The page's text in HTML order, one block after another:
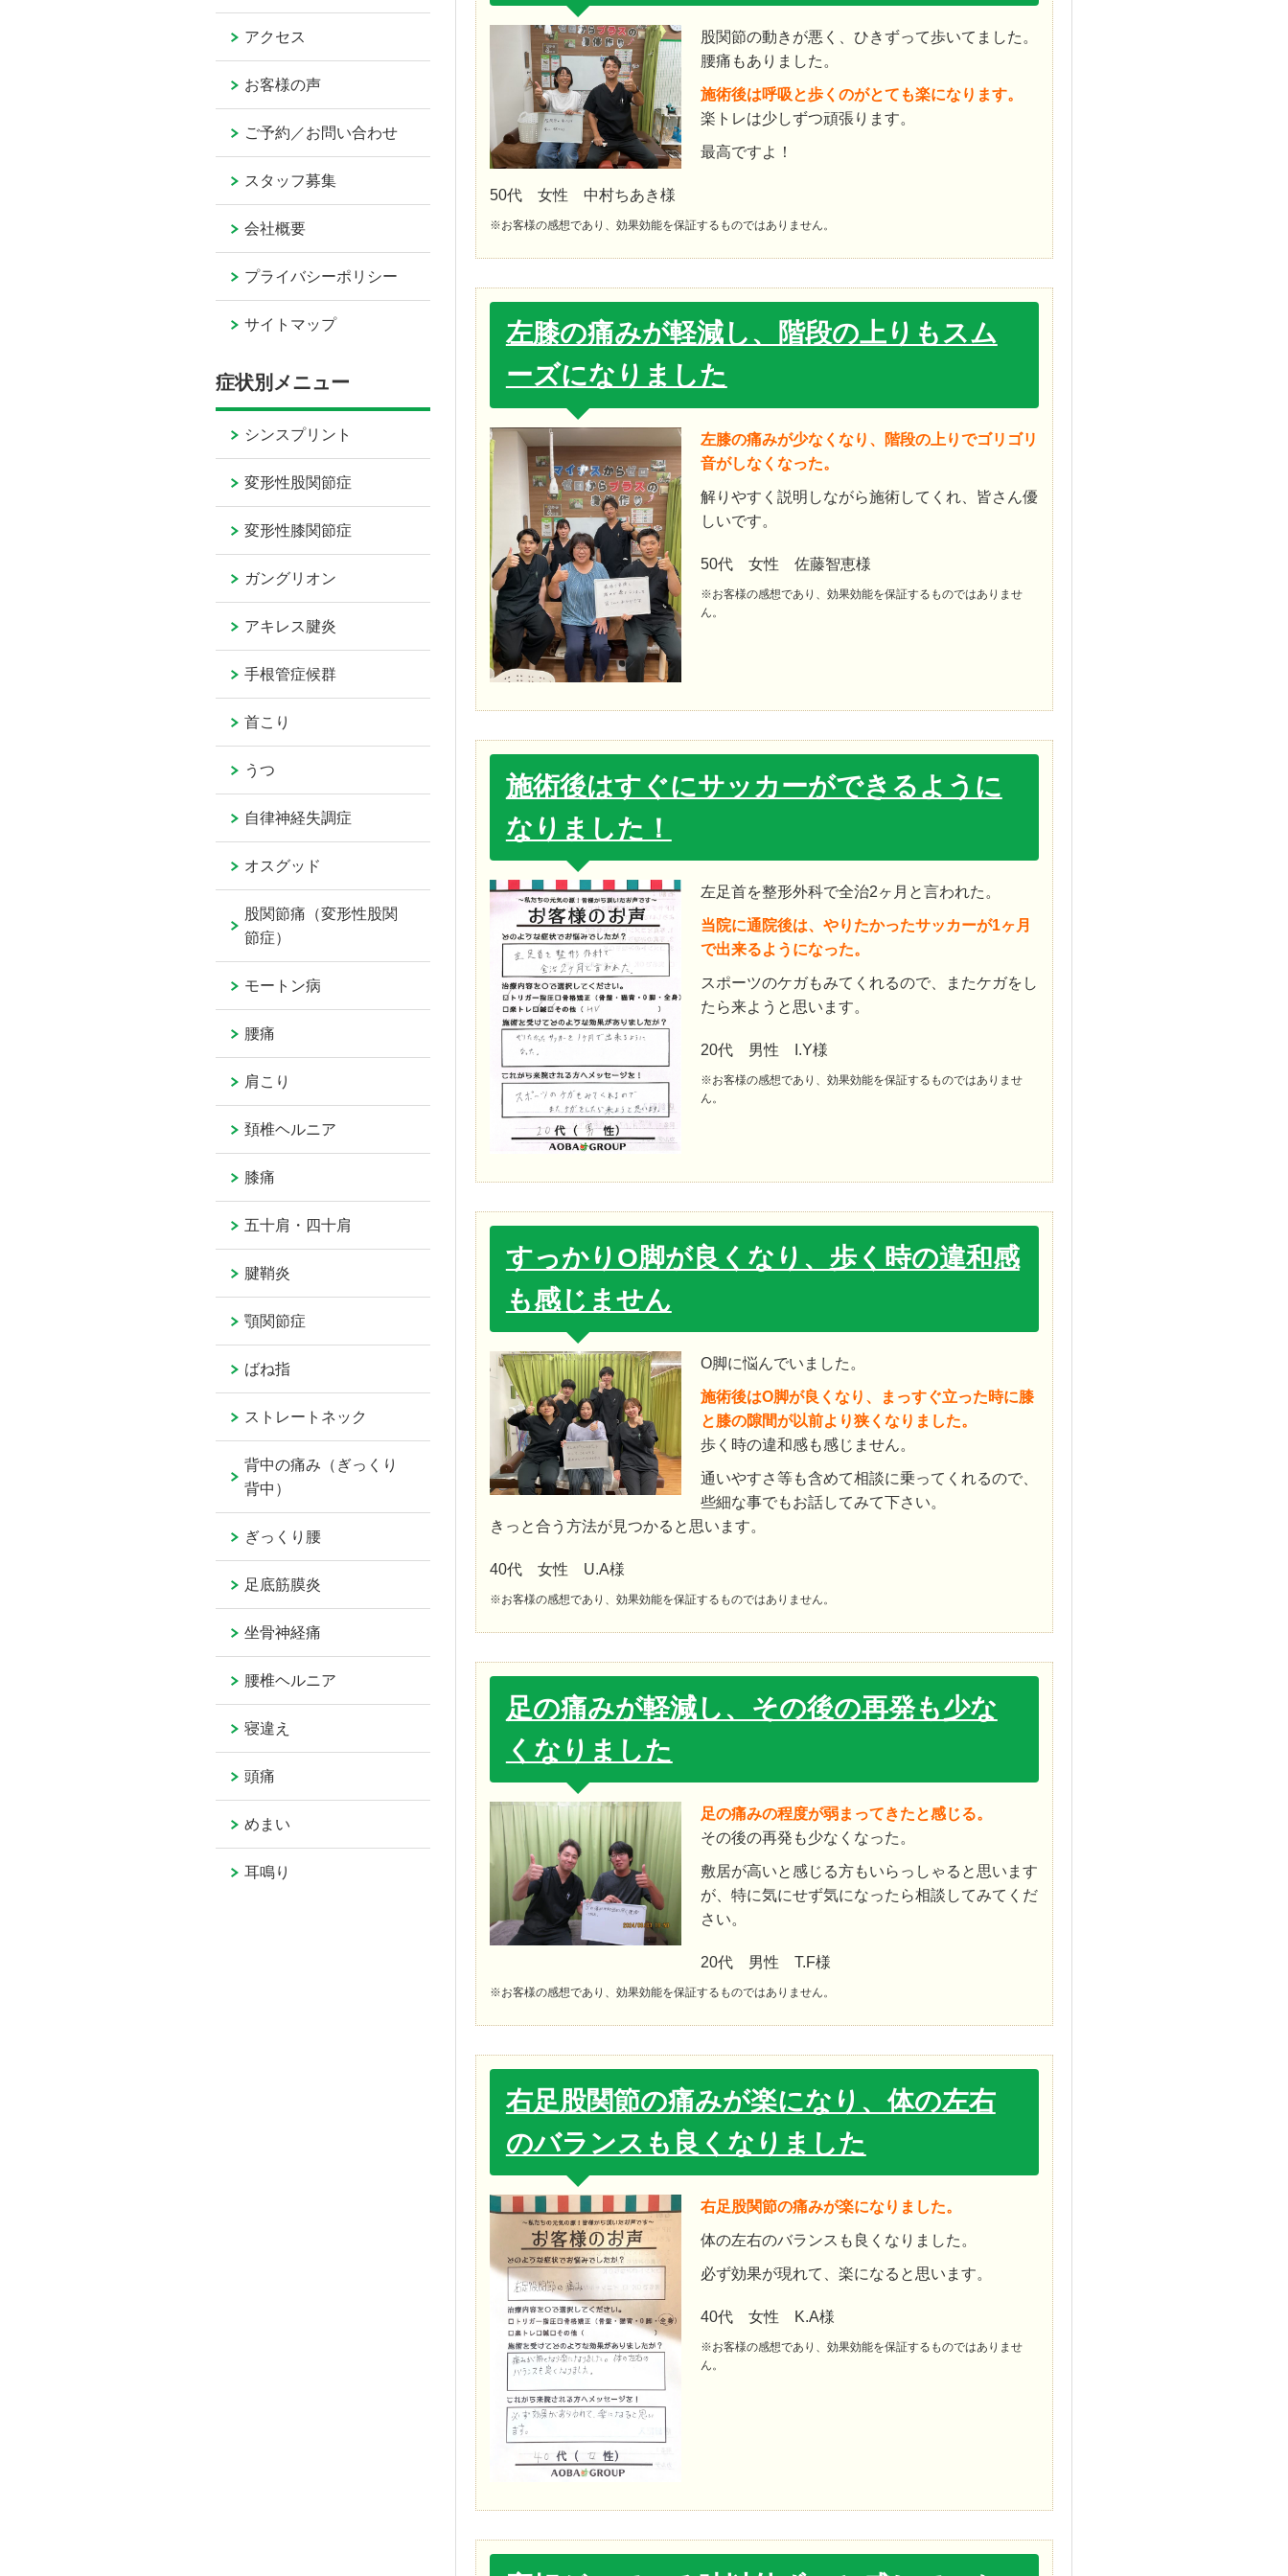
股関節の動きが悪く、ひきずって歩いてました。
腰痛もありました。
施術後は呼吸と歩くのがとても楽になります。
楽トレは少しずつ頑張ります。
最高ですよ！
50代 女性 中村ちあき様
※お客様の感想であり、効果効能を保証するものではありません。
左膝の痛みが軽減し、階段の上りもスム
ーズになりました
左膝の痛みが少なくなり、階段の上りでゴリゴリ
音がしなくなった。
解りやすく説明しながら施術してくれ、皆さん優
しいです。
50代 女性 佐藤智恵様
※お客様の感想であり、効果効能を保証するものではありませ
ん。
施術後はすぐにサッカーができるように
なりました！
左足首を整形外科で全治2ヶ月と言われた。
当院に通院後は、やりたかったサッカーが1ヶ月
で出来るようになった。
スポーツのケガもみてくれるので、またケガをし
たら来ようと思います。
20代 男性 I.Y様
※お客様の感想であり、効果効能を保証するものではありませ
ん。
すっかりO脚が良くなり、歩く時の違和感
も感じません
O脚に悩んでいました。
施術後はO脚が良くなり、まっすぐ立った時に膝
と膝の隙間が以前より狭くなりました。
歩く時の違和感も感じません。
通いやすさ等も含めて相談に乗ってくれるので、
些細な事でもお話してみて下さい。
きっと合う方法が見つかると思います。
40代 女性 U.A様
※お客様の感想であり、効果効能を保証するものではありません。
足の痛みが軽減し、その後の再発も少な
くなりました
足の痛みの程度が弱まってきたと感じる。
その後の再発も少なくなった。
敷居が高いと感じる方もいらっしゃると思います
が、特に気にせず気になったら相談してみてくだ
さい。
20代 男性 T.F様
※お客様の感想であり、効果効能を保証するものではありません。
右足股関節の痛みが楽になり、体の左右
のバランスも良くなりました
右足股関節の痛みが楽になりました。
体の左右のバランスも良くなりました。
必ず効果が現れて、楽になると思います。
40代 女性 K.A様
※お客様の感想であり、効果効能を保証するものではありませ
ん。
アクセス
お客様の声
ご予約／お問い合わせ
スタッフ募集
会社概要
プライバシーポリシー
サイトマップ
症状別メニュー
シンスプリント
変形性股関節症
変形性膝関節症
ガングリオン
アキレス腱炎
手根管症候群
首こり
うつ
自律神経失調症
オスグッド
股関節痛（変形性股関
節症）
モートン病
腰痛
肩こり
頚椎ヘルニア
膝痛
五十肩・四十肩
腱鞘炎
顎関節症
ばね指
ストレートネック
背中の痛み（ぎっくり
背中）
ぎっくり腰
足底筋膜炎
坐骨神経痛
腰椎ヘルニア
寝違え
頭痛
めまい
耳鳴り